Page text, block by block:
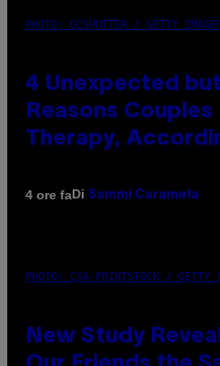
PHOTO: GCSHUTTER / GETTY
4 Unexpected
Reasons Couples
Therapy,
4 ore faDi Sammi Caramela
PHOTO: CSA-PRINTSTOCK / GETTY
New Study